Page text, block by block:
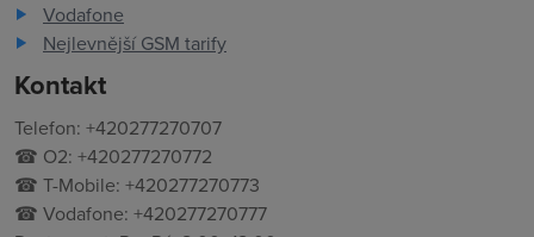
Vodafone
Nejlevnější GSM tarify
Kontakt
Telefon: +420277270707
☎ O2: +420277270772
☎ T-Mobile: +420277270773
☎ Vodafone: +420277270777